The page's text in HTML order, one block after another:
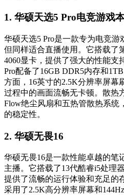
1. 华硕天选5 Pro电竞游戏
华硕天选5 Pro是一款专为电竞游
但同样适合直播使用。它搭载了
4060显卡，提供了强大的性能支
Pro配备了16GB DDR5内存和
方面，16英寸的2.5K分辨率屏幕
过程中的画面流畅无卡顿。散热
Flow绝尘风扇和五热管散热系统
的稳定性。
2. 华硕无畏16
华硕无畏16是一款性能卓越的笔
主播。它搭载了13代酷睿i5处理
提供了流畅的运行体验和充足的
采用了2.5K高分辨率屏幕和